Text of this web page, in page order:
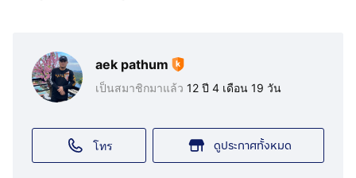
aek pathum
เป็นสมาชิกมาแล้ว 12 ปี 4 เดือน 19 วัน
โทร ดูประกาศทั้งหมด